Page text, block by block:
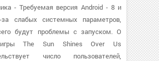
- Требуемая версия Android - 8 и
слабых системных параметров,
будут проблемы с запуском. О
The Sun Shines Over Us
число пользователей,